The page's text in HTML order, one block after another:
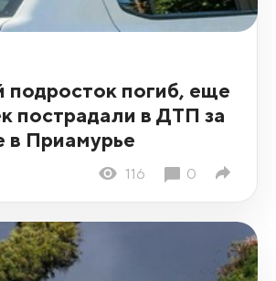
подросток погиб, еще
пострадали в ДТП за
в Приамурье
116 0